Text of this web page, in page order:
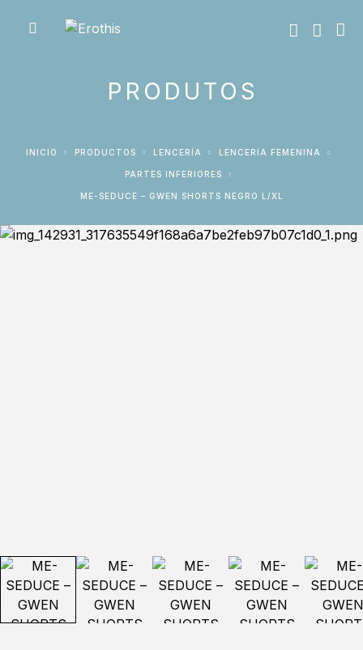
PRODUTOS
INICIO PRODUCTOS LENCERÍA LENCERÍA FEMENINA
PARTES INFERIORES
ME-SEDUCE – GWEN SHORTS NEGRO L/XL